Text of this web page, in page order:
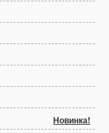
Новинка!